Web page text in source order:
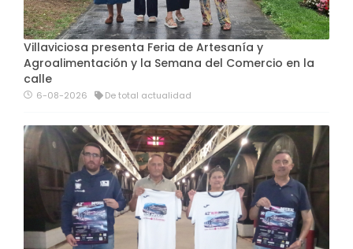
Villaviciosa presenta Feria de Artesanía y
Agroalimentación y la Semana del Comercio en la
calle
6-08-2026 De total actualidad